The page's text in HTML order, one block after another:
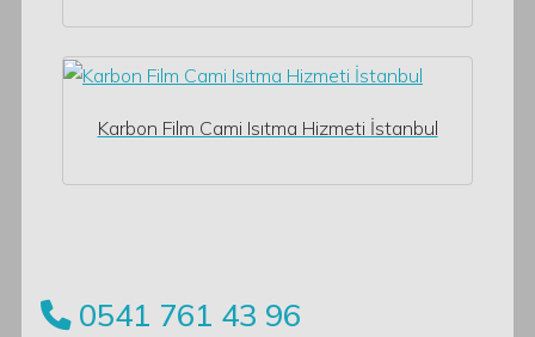
Karbon Film Cami Isıtma Hizmeti İstanbul
0541 761 43 96